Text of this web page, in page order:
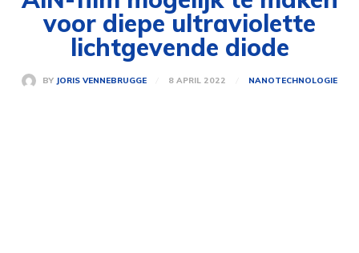
voor diepe ultraviolette
lichtgevende diode
BY JORIS VENNEBRUGGE 8 APRIL 2022 NANOTECHNOLOGIE